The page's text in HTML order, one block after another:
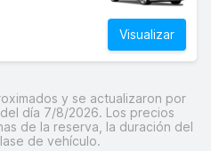
Visualizar
y se actualizaron por
día 7/8/2026. Los precios
de la reserva, la duración del
de vehículo.